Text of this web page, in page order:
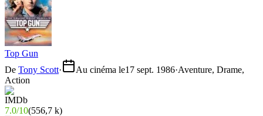
Top Gun
De Tony Scott· Au cinéma le17 sept. 1986·Aventure, Drame,
Action
7.0/10(556,7 k)